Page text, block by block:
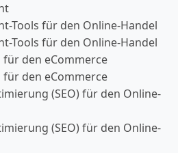
Tools für den Online-Handel
Tools für den Online-Handel
den eCommerce
den eCommerce
(SEO) für den Online-
(SEO) für den Online-